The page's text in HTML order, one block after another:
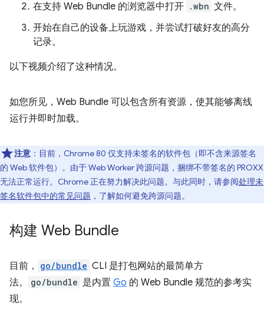
在支持 Web Bundle 的浏览器中打开 .wbn 文件。
开始在自己的设备上玩游戏，并尝试打破好友的高分
记录。
以下视频介绍了这种情况。
如您所见，Web Bundle 可以包含所有资源，使其能够离线
运行并即时加载。
注意 ：目前，Chrome 80 仅支持未签名的软件包（即不含来源签名
的 Web 软件包）。由于 Web Worker 跨源问题，捆绑不带签名的 PROXX
无法正常运行。Chrome 正在努力解决此问题。与此同时，请参阅处理未
签名软件包中的常见问题 ，了解如何避免跨源问题。
构建 Web Bundle
目前， go/bundle CLI 是打包网站的最简单方
法。
go/bundle 是内置 Go 的 Web Bundle 规范的参考实
现。